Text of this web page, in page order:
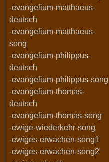
-evangelium-matthaeus-
deutsch
-evangelium-matthaeus-
song
-evangelium-philippus-
deutsch
-evangelium-philippus-song
-evangelium-thomas-
deutsch
-evangelium-thomas-song
-ewige-wiederkehr-song
-ewiges-erwachen-song1
-ewiges-erwachen-song2